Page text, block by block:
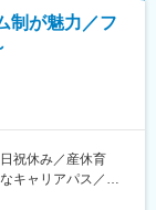
び履修記録を管理
準で評価していま
メントレベル、デ
、目標をもって
への挑戦をサポー
一度に同じ施設内
もでき、幅広い経
制が魅力／フ
祝休み／産休育
キャリアパス／増